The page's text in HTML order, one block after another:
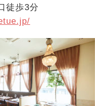
徒歩3分